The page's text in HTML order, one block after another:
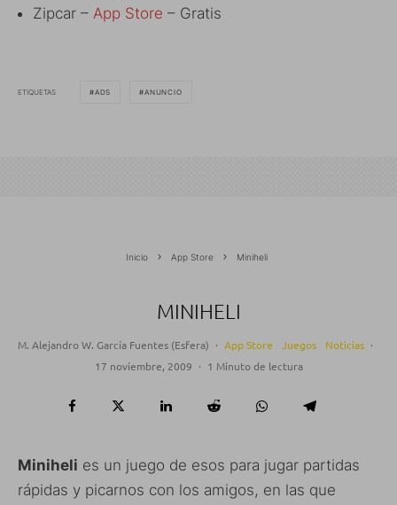
Zipcar – App Store – Gratis
ETIQUETAS ADS ANUNCIO
Inicio App Store Miniheli
MINIHELI
M. Alejandro W. García Fuentes (Esfera) · App Store Juegos Noticias ·
17 noviembre, 2009 · 1 Minuto de lectura
Miniheli es un juego de esos para jugar partidas
rápidas y picarnos con los amigos, en las que